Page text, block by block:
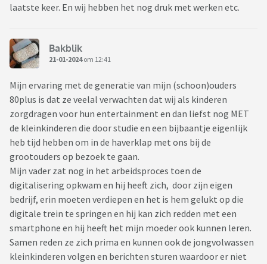
laatste keer. En wij hebben het nog druk met werken etc.
Bakblik
21-01-2024om 12:41
Mijn ervaring met de generatie van mijn (schoon)ouders
80plus is dat ze veelal verwachten dat wij als kinderen
zorgdragen voor hun entertainment en dan liefst nog MET
de kleinkinderen die door studie en een bijbaantje eigenlijk
heb tijd hebben om in de haverklap met ons bij de
grootouders op bezoek te gaan.
Mijn vader zat nog in het arbeidsproces toen de
digitalisering opkwam en hij heeft zich, door zijn eigen
bedrijf, erin moeten verdiepen en het is hem gelukt op die
digitale trein te springen en hij kan zich redden met een
smartphone en hij heeft het mijn moeder ook kunnen leren.
Samen reden ze zich prima en kunnen ook de jongvolwassen
kleinkinderen volgen en berichten sturen waardoor er niet